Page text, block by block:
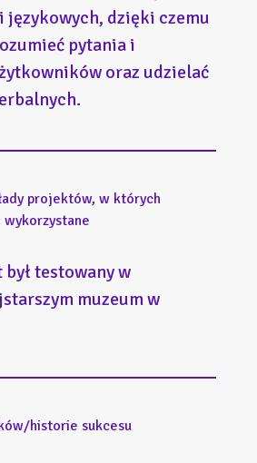
językowych, dzięki czemu
pytania i
oraz udzielać
projektów, w których
wykorzystane
testowany w
muzeum w
historie sukcesu